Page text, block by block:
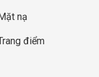
nạ
điểm